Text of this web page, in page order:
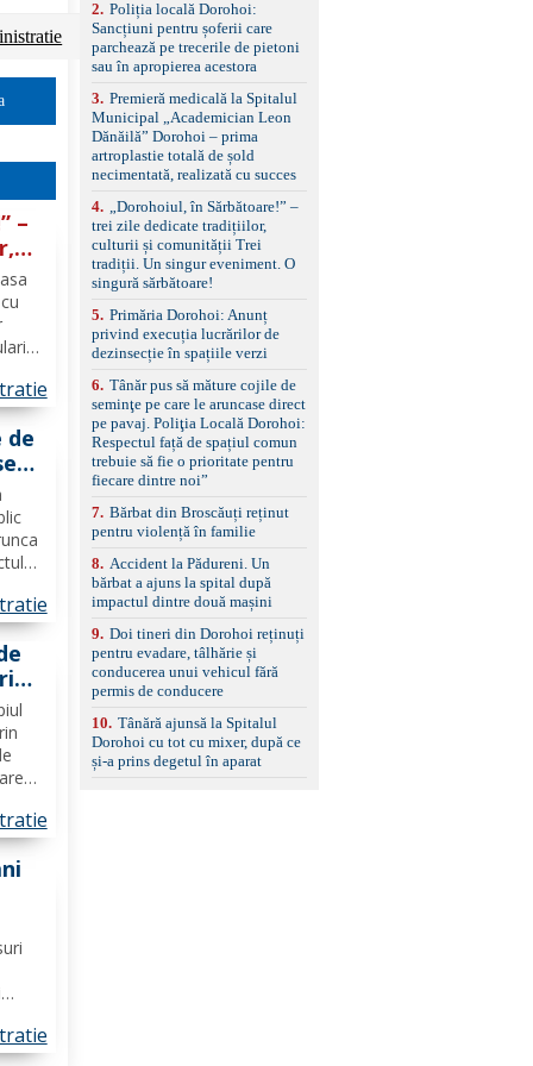
–
de
o
și
nu
reglaj lombar electric
pentru șofer și pasager
Volan multifuncțional
îmbrăcat în piele, cu
treptelor Adaptive cruise
control, asistent
schimbare bandă și
menținere bandă Faruri
bi-xenon adaptive cu
funcție Cornering,
asistent fază lungă
automată , lumini de zi
LED, proiectoare ceață
LED, spălătoare faruri
față/spate, cameră
marșarier Keyless entry
& start, geamuri electrice
electrice, încălzite și
rabatabile Sistem hands-
free, Bluetooth, USB
Sistem start/stop, frână
de parcare electrică,
anvelope vară runflat
Control presiune pneuri,
filtru de particule,
panoramică, geamuri
spate fumurii Carlig de
remorcare Bonus: -
pe mașină. -Ofer și un
set de covorașe din
cauciuc/pvc. -Se vinde
împreună cu un set de
anvelope de iarnă.
2. Poliția locală Dorohoi:
Sancțiuni pentru șoferii care
parchează pe trecerile de pietoni
sau în apropierea acestora
3. Premieră medicală la Spitalul
Municipal „Academician Leon
Dănăilă” Dorohoi – prima
artroplastie totală de șold
necimentată, realizată cu succes
4.
„Dorohoiul, în Sărbătoare!” –
trei zile dedicate tradițiilor,
culturii și comunității Trei
tradiții. Un singur eveniment. O
singură sărbătoare!
5. Primăria Dorohoi: Anunț
privind execuția lucrărilor de
dezinsecție în spațiile verzi
6. Tânăr pus să măture cojile de
seminţe pe care le aruncase direct
pe pavaj. Poliţia Locală Dorohoi:
Respectul față de spațiul comun
trebuie să fie o prioritate pentru
fiecare dintre noi”
7. Bărbat din Broscăuți reținut
pentru violență în familie
8. Accident la Pădureni. Un
bărbat a ajuns la spital după
impactul dintre două mașini
9. Doi tineri din Dorohoi reținuți
pentru evadare, tâlhărie și
conducerea unui vehicul fără
permis de conducere
10. Tânără ajunsă la Spitalul
Dorohoi cu tot cu mixer, după ce
și-a prins degetul în aparat